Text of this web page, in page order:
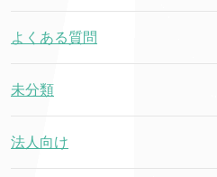
よくある質問
未分類
法人向け